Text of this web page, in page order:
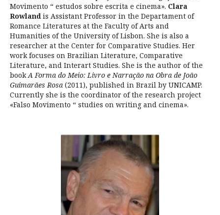
Movimento “ estudos sobre escrita e cinema». Clara
Rowlandis Assistant Professor in the Departament of
Romance Literatures at the Faculty of Arts and
Humanities of the University of Lisbon. She is also a
researcher at the Center for Comparative Studies. Her
work focuses on Brazilian Literature, Comparative
Literature, and Interart Studies. She is the author of the
bookA Forma do Meio: Livro e Narração na Obra de João
Guimarães Rosa (2011), published in Brazil by UNICAMP.
Currently she is the coordinator of the research project
«Falso Movimento “ studies on writing and cinema».